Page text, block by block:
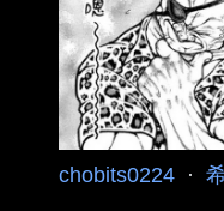
怪物 四禁手 打
使出來就被自己
解決雷電 不知
人類比賽也怕出
chobits0224 ·